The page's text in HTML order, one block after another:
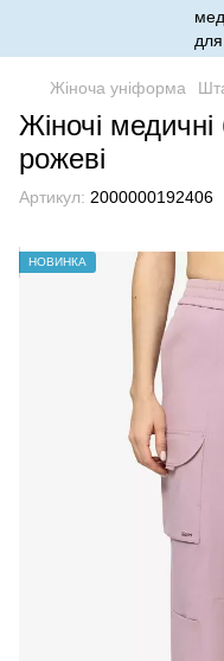
Жіноча уніформа
Жіночі
рожеві
Артикул: 2000000192406
НОВИНКА